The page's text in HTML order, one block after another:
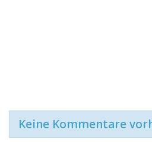
Keine Kommentare